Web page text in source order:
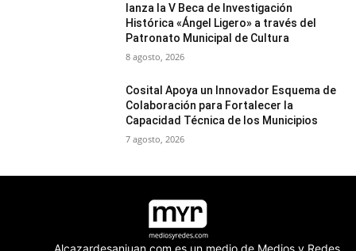
lanza la V Beca de Investigación
Histórica «Ángel Ligero» a través del
Patronato Municipal de Cultura
8 agosto, 2026
Cosital Apoya un Innovador Esquema de
Colaboración para Fortalecer la
Capacidad Técnica de los Municipios
7 agosto, 2026